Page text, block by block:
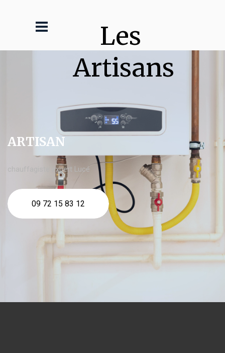
Les
Artisans
ARTISAN
chauffagiste expert Lucé
09 72 15 83 12